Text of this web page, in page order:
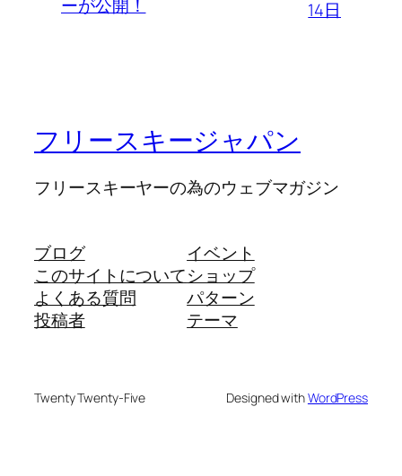
ーが公開！
14日
フリースキージャパン
フリースキーヤーの為のウェブマガジン
ブログ
このサイトについて
よくある質問
投稿者
イベント
ショップ
パターン
テーマ
Twenty Twenty-Five Designed withWordPress